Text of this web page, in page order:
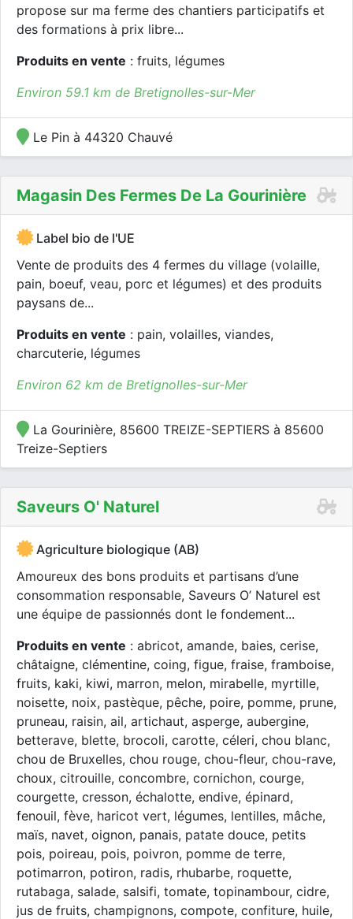
propose sur ma ferme des chantiers participatifs et
des formations à prix libre...
Produits en vente : fruits, légumes
Environ 59.1 km de Bretignolles-sur-Mer
Le Pin à 44320 Chauvé
Magasin Des Fermes De La Gourinière
Label bio de l'UE
Vente de produits des 4 fermes du village (volaille,
pain, boeuf, veau, porc et légumes) et des produits
paysans de...
Produits en vente : pain, volailles, viandes,
charcuterie, légumes
Environ 62 km de Bretignolles-sur-Mer
La Gourinière, 85600 TREIZE-SEPTIERS à 85600
Treize-Septiers
Saveurs O' Naturel
Agriculture biologique (AB)
Amoureux des bons produits et partisans d’une
consommation responsable, Saveurs O’ Naturel est
une équipe de passionnés dont le fondement...
Produits en vente : abricot, amande, baies, cerise,
châtaigne, clémentine, coing, figue, fraise, framboise,
fruits, kaki, kiwi, marron, melon, mirabelle, myrtille,
noisette, noix, pastèque, pêche, poire, pomme, prune,
pruneau, raisin, ail, artichaut, asperge, aubergine,
betterave, blette, brocoli, carotte, céleri, chou blanc,
chou de Bruxelles, chou rouge, chou-fleur, chou-rave,
choux, citrouille, concombre, cornichon, courge,
courgette, cresson, échalotte, endive, épinard,
fenouil, fève, haricot vert, légumes, lentilles, mâche,
maïs, navet, oignon, panais, patate douce, petits
pois, poireau, pois, poivron, pomme de terre,
potimarron, potiron, radis, rhubarbe, roquette,
rutabaga, salade, salsifi, tomate, topinambour, cidre,
jus de fruits, champignons, compote, confiture, huile,